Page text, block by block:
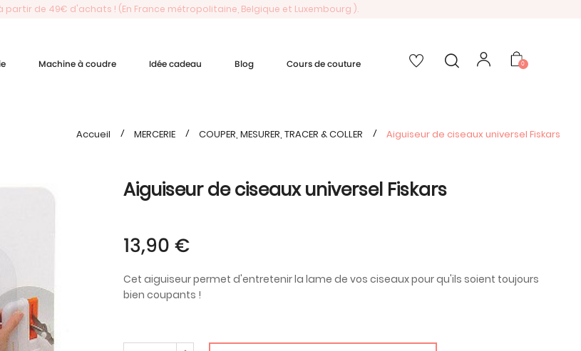
à partir de 49€ d'achats ! (En France métropolitaine, Belgique et Luxembourg ).
Machine à coudre Idée cadeau Blog Cours de couture 0
Accueil MERCERIE COUPER, MESURER, TRACER & COLLER Aiguiseur de ciseaux universel Fiskars
Aiguiseur de ciseaux universel Fiskars
13,90 €
Cet aiguiseur permet d'entretenir la lame de vos ciseaux pour qu'ils soient toujours
bien coupants !